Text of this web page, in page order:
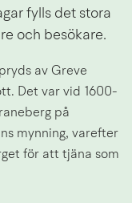
fylls det stora
och besökare.
av Greve
Det var vid 1600-
på
mynning, varefter
för att tjäna som